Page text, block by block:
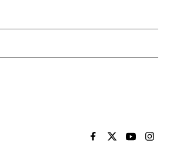
EL PAÍS BRASIL EN
EL PAÍSEL PAÍS
EL